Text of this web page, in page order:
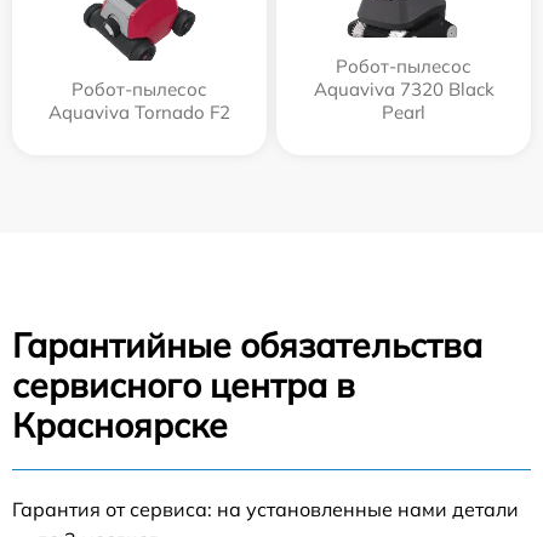
Робот-пылесос
Aquaviva Tornado F2
Робот-пылесос
Aquaviva 7320 Black
Pearl
Гарантийные обязательства
сервисного центра в
Красноярске
Гарантия от сервиса: на установленные нами детали